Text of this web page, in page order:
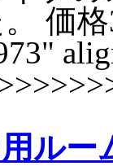
価
ルー